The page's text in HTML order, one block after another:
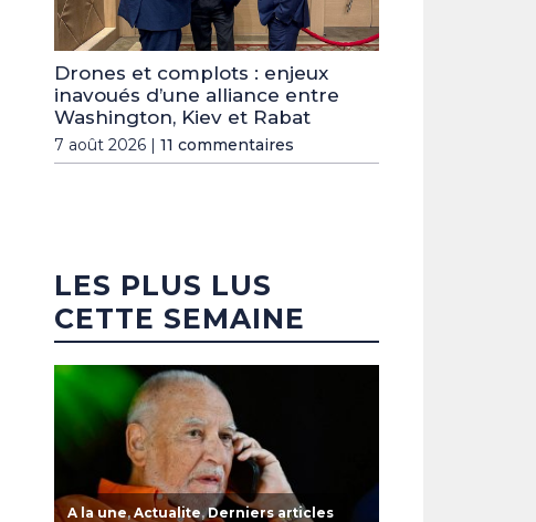
Drones et complots : enjeux
inavoués d’une alliance entre
Washington, Kiev et Rabat
7 août 2026 | 11 commentaires
LES PLUS LUS
CETTE SEMAINE